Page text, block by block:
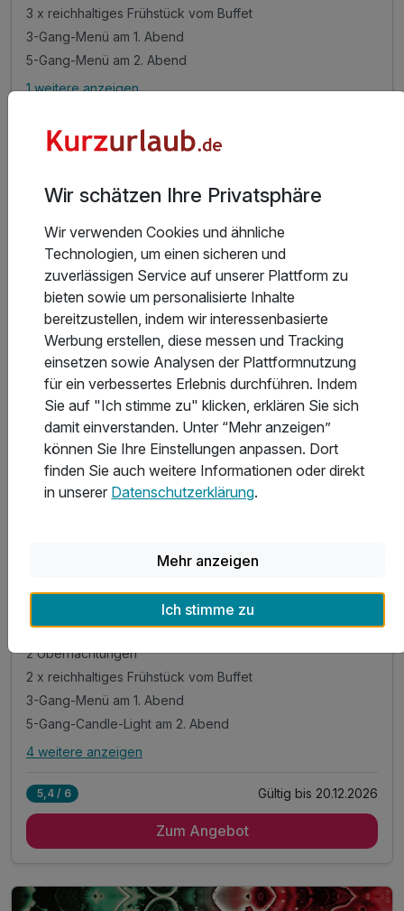
3 x reichhaltiges Frühstück vom Buffet
3-Gang-Menü am 1. Abend
5-Gang-Menü am 2. Abend
3 Übernachtungen
3-Gang-Menü am 1. Abend
Getränkepauschale am 1. und 2. Abend
1 weitere anzeigen
5,4 / 6
Flair Hotel Landgasthof Roger
1001 Nacht auf Schwäbisch
2 Übernachtungen
2 x reichhaltiges Frühstück vom Buffet
3-Gang-Menü am 1. Abend
5-Gang-Candle-Light am 2. Abend
Alle Inklusivleistungen
2 x reichhaltiges Frühstück vom Buffet
1x Begrüßungscocktail
4 weitere anzeigen
5,4 / 6 Gültig bis 20.12.2026
Zum Angebot
Wir schätzen Ihre Privatsphäre
Wir verwenden Cookies und ähnliche
Technologien, um einen sicheren und
zuverlässigen Service auf unserer Plattform zu
bieten sowie um personalisierte Inhalte
bereitzustellen, indem wir interessenbasierte
Werbung erstellen, diese messen und Tracking
einsetzen sowie Analysen der Plattformnutzung
für ein verbessertes Erlebnis durchführen. Indem
Sie auf "Ich stimme zu" klicken, erklären Sie sich
damit einverstanden. Unter “Mehr anzeigen”
können Sie Ihre Einstellungen anpassen. Dort
finden Sie auch weitere Informationen oder direkt
in unserer Datenschutzerklärung.
Mehr anzeigen
Ich stimme zu